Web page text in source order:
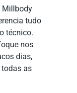
Millbody
tudo
técnico.
nos
dias,
as